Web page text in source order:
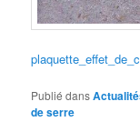
Publié dans
de serre